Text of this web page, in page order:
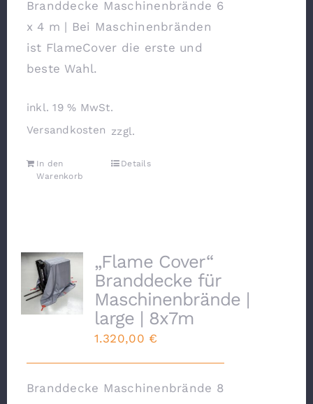
Branddecke Maschinenbrände 6
x 4 m | Bei Maschinenbränden
ist FlameCover die erste und
beste Wahl.
inkl. 19 % MwSt.
zzgl.
Versandkosten
In den
Warenkorb
Details
„Flame Cover“
Branddecke für
Maschinenbrände |
large | 8x7m
1.320,00 €
Branddecke Maschinenbrände 8